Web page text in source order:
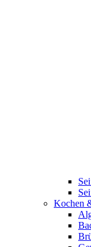
Kochen